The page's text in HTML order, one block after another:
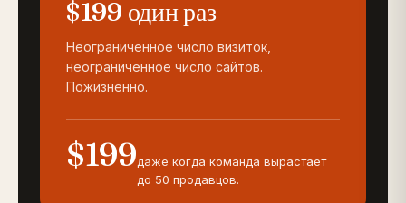
$199 один раз
Неограниченное число визиток,
неограниченное число сайтов.
Пожизненно.
$199даже когда команда вырастает
до 50 продавцов.